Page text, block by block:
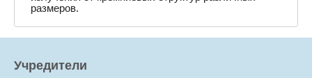
размеров.
Учредители